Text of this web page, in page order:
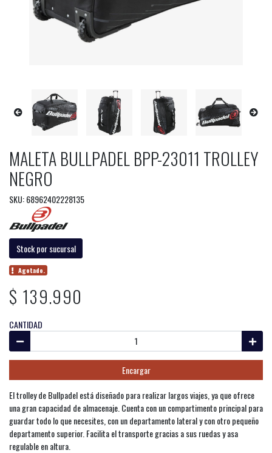
MALETA BULLPADEL BPP-23011 TROLLEY
NEGRO
SKU: 68962402228135
Stock por sucursal
Agotado.
$ 139.990
CANTIDAD
Encargar
El trolley de Bullpadel está diseñado para realizar largos viajes, ya que ofrece
una gran capacidad de almacenaje. Cuenta con un compartimento principal para
guardar todo lo que necesites, con un departamento lateral y con otro pequeño
departamento superior. Facilita el transporte gracias a sus ruedas y asa
regulable en altura.